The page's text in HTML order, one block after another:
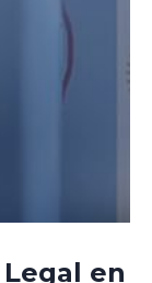
en